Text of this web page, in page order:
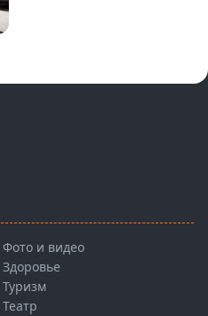
Фото и видео
Здоровье
Туризм
Театр